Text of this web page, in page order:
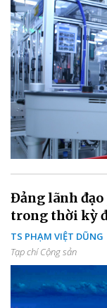
Đảng lãnh
trong thời kỳ
TS PHẠM VIỆT DŨNG
Tạp chí Cộng sản